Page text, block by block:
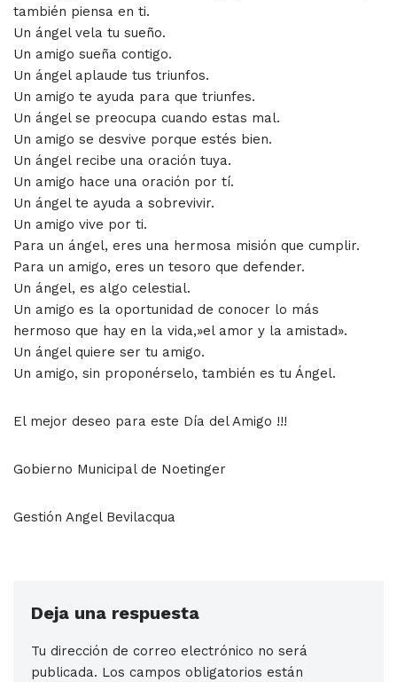
también piensa en ti.
Un ángel vela tu sueño.
Un amigo sueña contigo.
Un ángel aplaude tus triunfos.
Un amigo te ayuda para que triunfes.
Un ángel se preocupa cuando estas mal.
Un amigo se desvive porque estés bien.
Un ángel recibe una oración tuya.
Un amigo hace una oración por tí.
Un ángel te ayuda a sobrevivir.
Un amigo vive por ti.
Para un ángel, eres una hermosa misión que cumplir.
Para un amigo, eres un tesoro que defender.
Un ángel, es algo celestial.
Un amigo es la oportunidad de conocer lo más
hermoso que hay en la vida,»el amor y la amistad».
Un ángel quiere ser tu amigo.
Un amigo, sin proponérselo, también es tu Ángel.
El mejor deseo para este Día del Amigo !!!
Gobierno Municipal de Noetinger
Gestión Angel Bevilacqua
Deja una respuesta
Tu dirección de correo electrónico no será
publicada. Los campos obligatorios están